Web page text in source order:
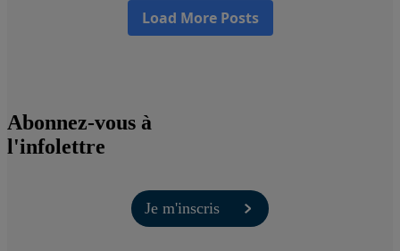
Abonnez-vous à
l'infolettre
Je m'inscris